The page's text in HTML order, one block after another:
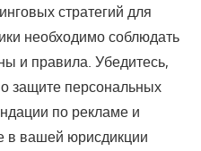
стратегий для
необходимо соблюдать
и правила. Убедитесь,
защите персональных
по рекламе и
в вашей юрисдикции